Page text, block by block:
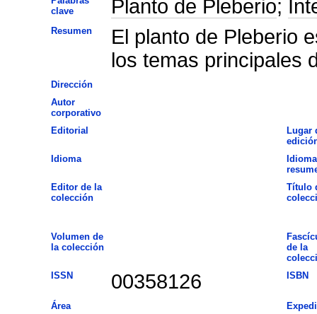
clave
Planto de Pleberio;
Resumen
El planto de Pleberio
los temas principales
Dirección
Autor
corporativo
Editorial
Lugar
Idioma
Editor de la
colección
Título
Volumen de
la colección
de la
ISSN
00358126 ISBN
Área